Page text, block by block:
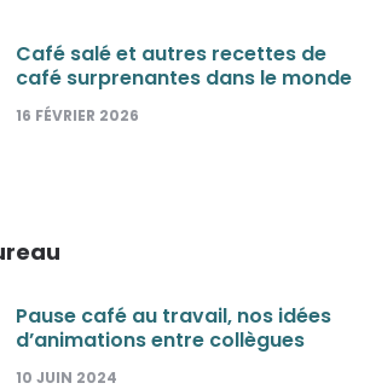
Café salé et autres recettes de
café surprenantes dans le monde
16 FÉVRIER 2026
Pause café au travail, nos idées
d’animations entre collègues
10 JUIN 2024